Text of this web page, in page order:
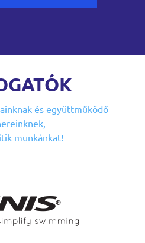
és együttműködő
munkánkat!